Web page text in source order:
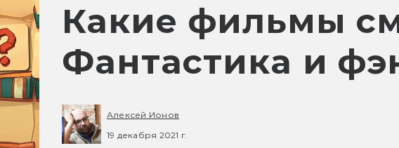
Какие фильмы
Фантастика и
Алексей Ионов
19 декабря 2021 г.